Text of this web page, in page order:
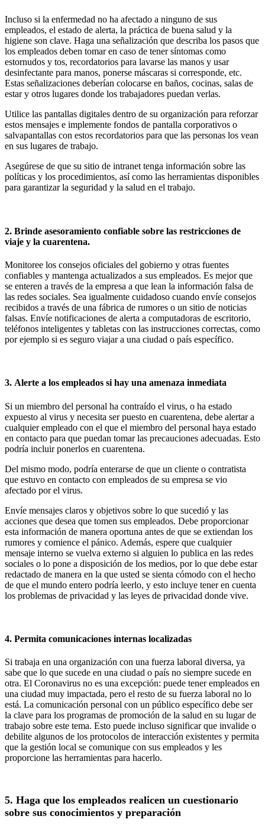
Incluso si la enfermedad no ha afectado a ninguno de sus
empleados, el estado de alerta, la práctica de buena salud y la
higiene son clave. Haga una señalización que describa los pasos que
los empleados deben tomar en caso de tener síntomas como
estornudos y tos, recordatorios para lavarse las manos y usar
desinfectante para manos, ponerse máscaras si corresponde, etc.
Estas señalizaciones deberían colocarse en baños, cocinas, salas de
estar y otros lugares donde los trabajadores puedan verlas.
Utilice las pantallas digitales dentro de su organización para reforzar
estos mensajes e implemente fondos de pantalla corporativos o
salvapantallas con estos recordatorios para que las personas los vean
en sus lugares de trabajo.
Asegúrese de que su sitio de intranet tenga información sobre las
políticas y los procedimientos, así como las herramientas disponibles
para garantizar la seguridad y la salud en el trabajo.
2. Brinde asesoramiento confiable sobre las restricciones de
viaje y la cuarentena.
Monitoree los consejos oficiales del gobierno y otras fuentes
confiables y mantenga actualizados a sus empleados. Es mejor que
se enteren a través de la empresa a que lean la información falsa de
las redes sociales. Sea igualmente cuidadoso cuando envíe consejos
recibidos a través de una fábrica de rumores o un sitio de noticias
falsas. Envíe notificaciones de alerta a computadoras de escritorio,
teléfonos inteligentes y tabletas con las instrucciones correctas, como
por ejemplo si es seguro viajar a una ciudad o país específico.
3. Alerte a los empleados si hay una amenaza inmediata
Si un miembro del personal ha contraído el virus, o ha estado
expuesto al virus y necesita ser puesto en cuarentena, debe alertar a
cualquier empleado con el que el miembro del personal haya estado
en contacto para que puedan tomar las precauciones adecuadas. Esto
podría incluir ponerlos en cuarentena.
Del mismo modo, podría enterarse de que un cliente o contratista
que estuvo en contacto con empleados de su empresa se vio
afectado por el virus.
Envíe mensajes claros y objetivos sobre lo que sucedió y las
acciones que desea que tomen sus empleados. Debe proporcionar
esta información de manera oportuna antes de que se extiendan los
rumores y comience el pánico. Además, espere que cualquier
mensaje interno se vuelva externo si alguien lo publica en las redes
sociales o lo pone a disposición de los medios, por lo que debe estar
redactado de manera en la que usted se sienta cómodo con el hecho
de que el mundo entero podría leerlo, y esto incluye tener en cuenta
los problemas de privacidad y las leyes de privacidad donde vive.
4. Permita comunicaciones internas localizadas
Si trabaja en una organización con una fuerza laboral diversa, ya
sabe que lo que sucede en una ciudad o país no siempre sucede en
otra. El Coronavirus no es una excepción: puede tener empleados en
una ciudad muy impactada, pero el resto de su fuerza laboral no lo
está. La comunicación personal con un público específico debe ser
la clave para los programas de promoción de la salud en su lugar de
trabajo sobre este tema. Esto puede incluso significar que invalide o
debilite algunos de los protocolos de interacción existentes y permita
que la gestión local se comunique con sus empleados y les
proporcione las herramientas para hacerlo.
5. Haga que los empleados realicen un cuestionario
sobre sus conocimientos y preparación